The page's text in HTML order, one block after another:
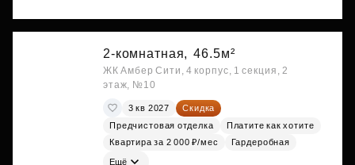
2-комнатная, 46.5м²
ЖК Амбер Сити, 4 корпус, 1 секция, 2
этаж, №10
3 кв 2027
Скидка
Предчистовая отделка
Платите как хотите
Квартира за 2 000 ₽/мес
Гардеробная
Ещё